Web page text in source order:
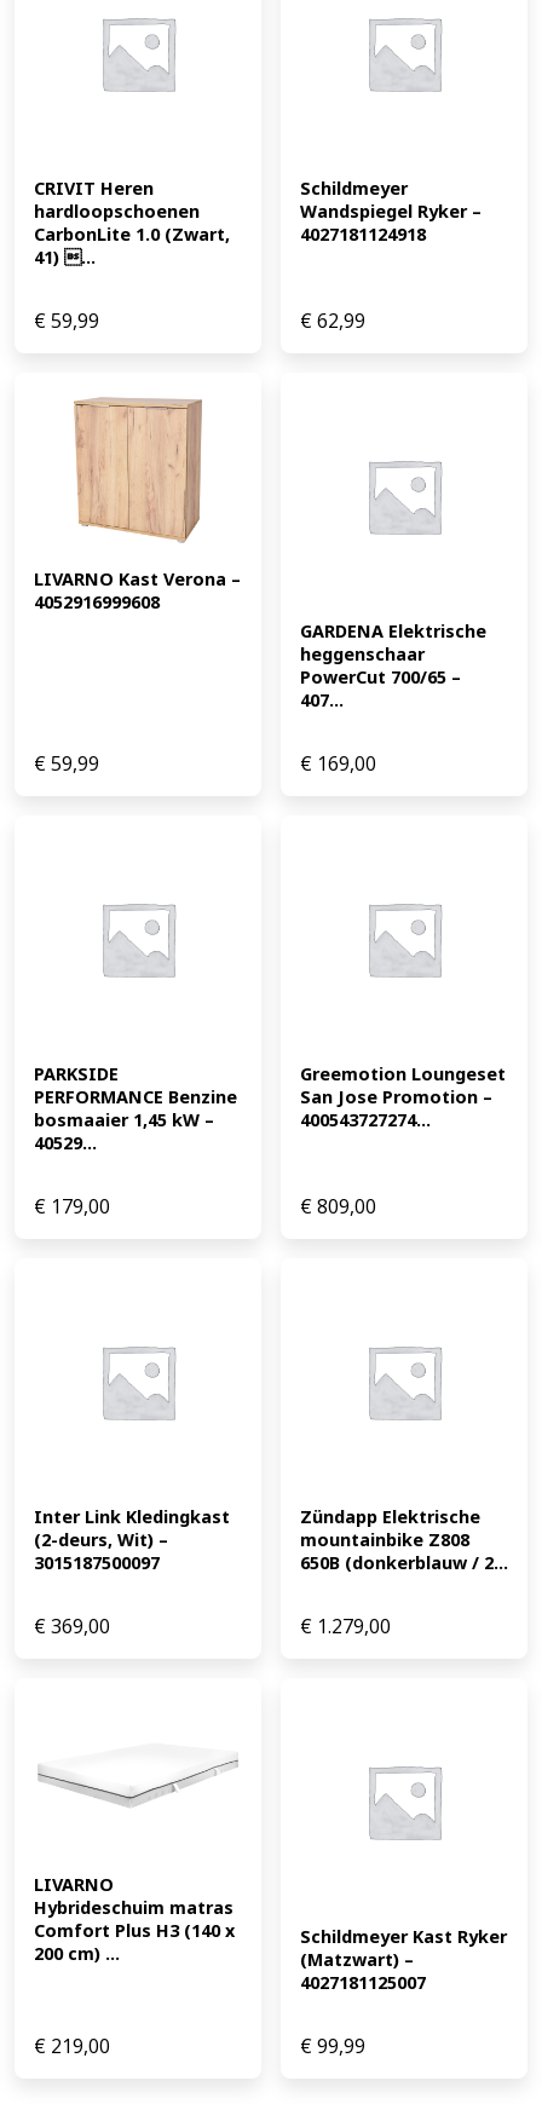
CRIVIT Heren
hardloopschoenen
CarbonLite 1.0 (Zwart,
41) ...
€59,99
Schildmeyer
Wandspiegel Ryker –
4027181124918
€62,99
LIVARNO Kast Verona –
4052916999608
€59,99
GARDENA Elektrische
heggenschaar
PowerCut 700/65 –
407...
€ 169,00
PARKSIDE
PERFORMANCE Benzine
bosmaaier 1,45 kW –
40529...
€ 179,00
Greemotion Loungeset
San Jose Promotion –
400543727274...
€809,00
Inter Link Kledingkast
(2-deurs, Wit) –
3015187500097
€369,00
Zündapp Elektrische
mountainbike Z808
650B (donkerblauw / 2...
€ 1.279,00
LIVARNO
Hybrideschuim matras
Comfort Plus H3 (140 x
200 cm) ...
€ 219,00
Schildmeyer Kast Ryker
(Matzwart) –
4027181125007
€99,99